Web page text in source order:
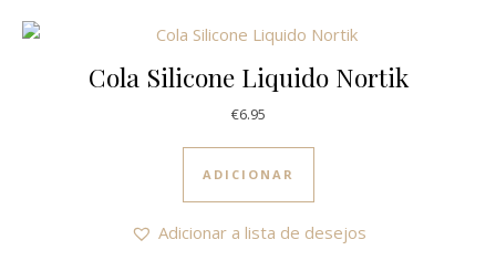
Cola Silicone Liquido Nortik
€6.95
ADICIONAR
Adicionar a lista de desejos